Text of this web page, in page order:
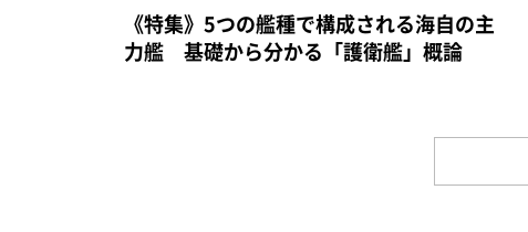
《特集》5つの艦種で構成される海自の主
力艦 基礎から分かる「護衛艦」概論